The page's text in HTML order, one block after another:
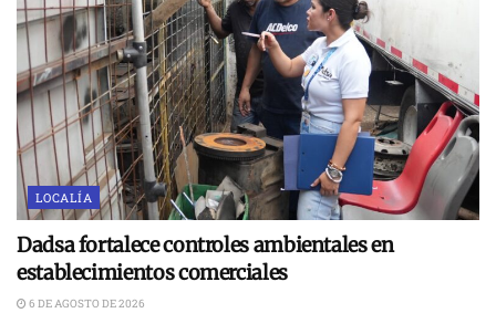
LOCALÍA
Dadsa fortalece controles ambientales en
establecimientos comerciales
6 DE AGOSTO DE 2026